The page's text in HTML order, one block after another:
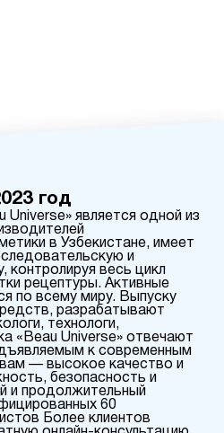
год
является одной из
в Узбекистане, имеет
и
контролируя весь цикл
рецептуры. Активные
по всему миру. Выпуску
разрабатывают
технологи,
«Beau Universe» отвечают
к современным
— высокое качество и
безопасность и
и продолжительный
60
Более клиентов